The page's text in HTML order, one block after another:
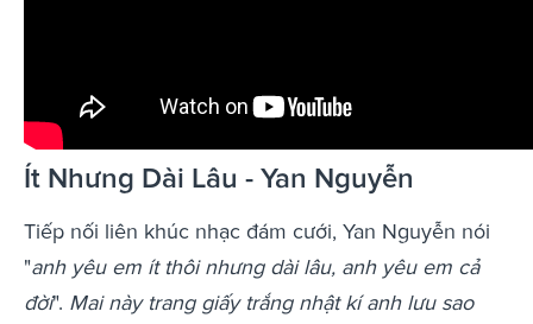
Ít Nhưng Dài Lâu - Yan Nguyễn
Tiếp nối liên khúc nhạc đám cưới, Yan Nguyễn nói
"anh yêu em ít thôi nhưng dài lâu, anh yêu em cả
đời". Mai này trang giấy trắng nhật kí anh lưu sao